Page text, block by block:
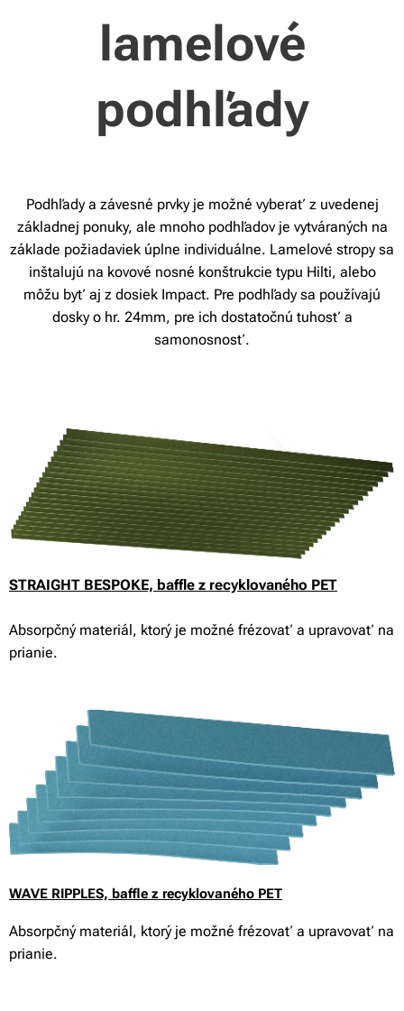
lamelové
podhľady
Podhľady a závesné prvky je možné vyberať z uvedenej
základnej ponuky, ale mnoho podhľadov je vytváraných na
základe požiadaviek úplne individuálne. Lamelové stropy sa
inštalujú na kovové nosné konštrukcie typu Hilti, alebo
môžu byť aj z dosiek Impact. Pre podhľady sa používajú
dosky o hr. 24mm, pre ich dostatočnú tuhosť a
samonosnosť.
STRAIGHT BESPOKE, baffle z recyklovaného PET
Absorpčný materiál, ktorý je možné frézovať a upravovať na
prianie.
WAVE RIPPLES, baffle z recyklovaného PET
Absorpčný materiál, ktorý je možné frézovať a upravovať na
prianie.